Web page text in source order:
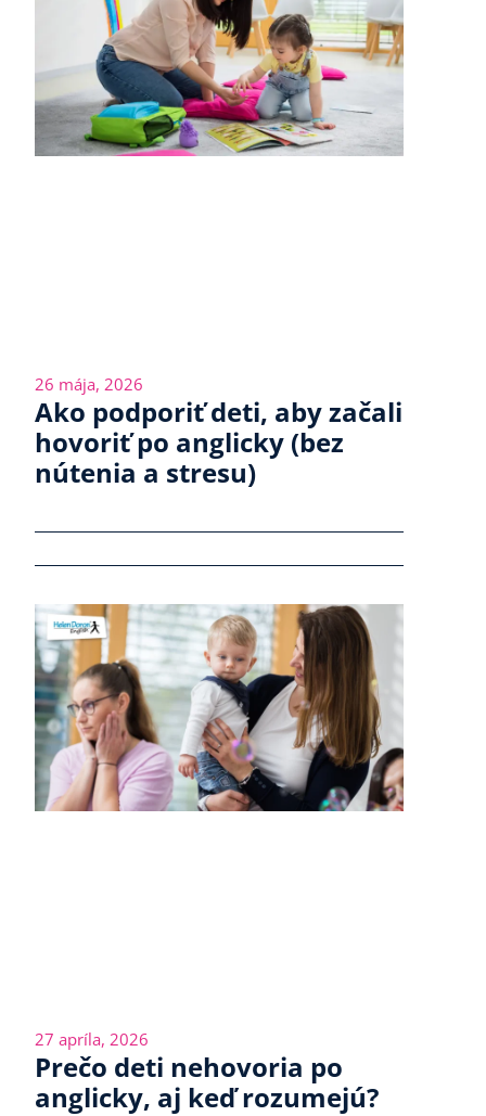
26 mája, 2026
Ako podporiť deti, aby začali
hovoriť po anglicky (bez
nútenia a stresu)
27 apríla, 2026
Prečo deti nehovoria po
anglicky, aj keď rozumejú?